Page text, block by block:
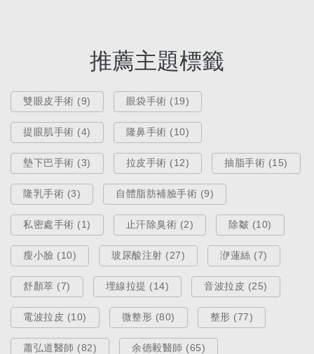
醫療新知
3D列印隆鼻全解析！FITME完型美
認證講師告訴你值得做嗎？
Aug 28, 2025
推薦主題標籤
雙眼皮手術 (9) 眼袋手術 (19)
提眼肌手術 (4) 隆鼻手術 (10)
墊下巴手術 (3) 拉皮手術 (12) 抽脂手術 (15)
隆乳手術 (3) 自體脂肪補臉手術 (9)
私密處手術 (1) 止汗除臭術 (2) 除皺 (10)
瘦小臉 (10) 玻尿酸注射 (27) 洢蓮絲 (7)
舒顏萃 (7) 埋線拉提 (14) 音波拉皮 (25)
電波拉皮 (10) 微整形 (80) 整形 (77)
蕭弘道醫師 (82) 余德毅醫師 (65)